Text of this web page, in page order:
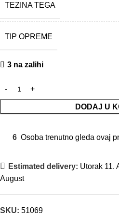
TEZINA TEGA
TIP OPREME
3 na zalihi
DODAJ U
6 Osoba trenutno gleda ovaj
Estimated delivery: Utorak 11.
August
SKU: 51069